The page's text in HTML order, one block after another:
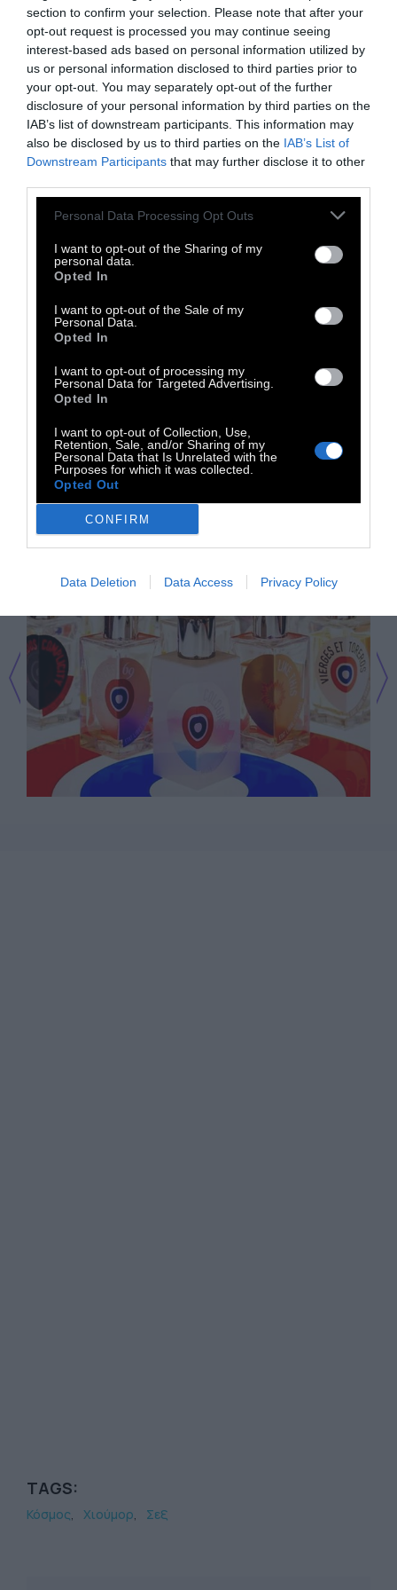
section to confirm your selection. Please note that after your
opt-out request is processed you may continue seeing
interest-based ads based on personal information utilized by
us or personal information disclosed to third parties prior to
your opt-out. You may separately opt-out of the further
disclosure of your personal information by third parties on the
IAB’s list of downstream participants. This information may
also be disclosed by us to third parties on the IAB’s List of
Downstream Participants that may further disclose it to other
Personal Data Processing Opt Outs
I want to opt-out of the Sharing of my
personal data.
Opted In
I want to opt-out of the Sale of my
Personal Data.
Opted In
I want to opt-out of processing my
Personal Data for Targeted Advertising.
Opted In
I want to opt-out of Collection, Use,
Retention, Sale, and/or Sharing of my
Personal Data that Is Unrelated with the
Purposes for which it was collected.
Opted Out
CONFIRM
Data Deletion Data Access Privacy Policy
αλλάξουν την μονοδιάστατη κουλτούρα της
καλογυαλισμένης αγοράς, βουτώντας μέσα
στην ειλικρίνεια και εξαφανίζοντας τα
υπονοούμενα. Και με ονόματα όπως τα Fat
du Monde (Το Τέλος του Κόσμου) και Putain
de Palaces (Πόρνη των Παλατιών), μάλλον
είμαστε σε καλό δρόμο.
TAGS:
Κόσμος Χιούμορ Σεξ